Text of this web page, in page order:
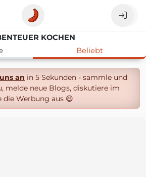
KOCHEN
Beliebt
an in 5 Sekunden - sammle und
melde neue Blogs, diskutiere im
Werbung aus 😄